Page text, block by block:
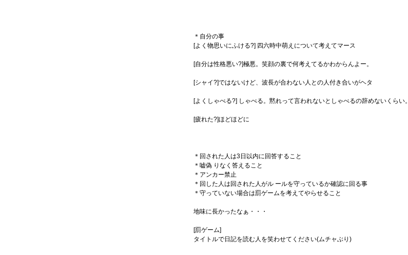
＊自分の事
[よく物思いにふける?] 四六時中萌えについて考えてマース
[自分は性格悪い?]極悪。笑顔の裏で何考えてるかわからんよー。
[シャイ?]ではないけど、波長が合わない人との人付き合いがヘタ
[よくしゃべる?] しゃべる。黙れって言われないとしゃべるの辞めないくらい。
[疲れた?]ほどほどに
＊回された人は3日以内に回答すること
＊嘘偽 りなく答えること
＊アンカー禁止
＊回した人は回された人がル ールを守っているか確認に回る事
＊守っていない場合は罰ゲームを考えてやらせること
地味に長かったなぁ・・・
[罰ゲーム]
タイトルで日記を読む人を笑わせてください(ムチャぶり)